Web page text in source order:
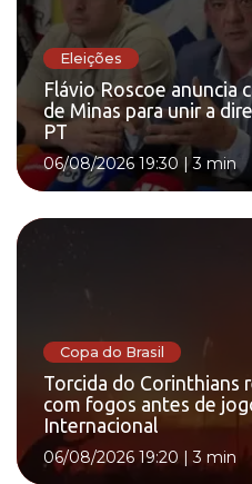
Eleições
Flávio Roscoe anuncia
de Minas para unir a
PT
06/08/2026 19:30 |3 min
Copa do Brasil
Torcida do Corinthians
com fogos antes de
Internacional
06/08/2026 19:20 |3 min